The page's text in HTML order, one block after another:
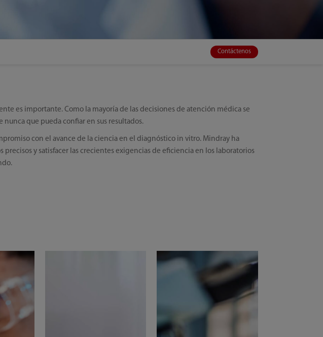
Contáctenos
es importante. Como la mayoría de las decisiones de atención médica se
que pueda confiar en sus resultados.
con el avance de la ciencia en el diagnóstico in vitro. Mindray ha
y satisfacer las crecientes exigencias de eficiencia en los laboratorios